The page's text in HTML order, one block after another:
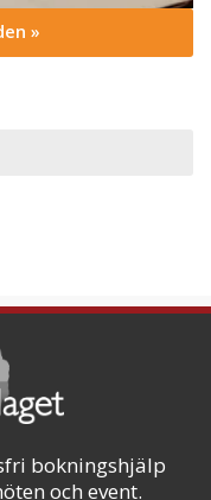
»
bokningshjälp
och event.